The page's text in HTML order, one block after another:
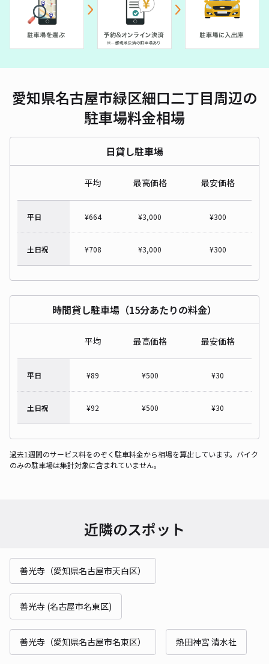
愛知県名古屋市緑区細口二丁目周辺の
駐車場料金相場
日貸し駐車場
平均 最高価格 最安価格
平日 ¥664 ¥3,000 ¥300
土日祝 ¥708 ¥3,000 ¥300
時間貸し駐車場（15分あたりの料金）
平均 最高価格 最安価格
平日 ¥89 ¥500 ¥30
土日祝 ¥92 ¥500 ¥30
過去1週間のサービス料をのぞく駐車料金から相場を算出しています。バイク
のみの駐車場は集計対象に含まれていません。
近隣のスポット
善光寺（愛知県名古屋市天白区）
善光寺 (名古屋市名東区)
善光寺（愛知県名古屋市名東区） 熱田神宮 清水社